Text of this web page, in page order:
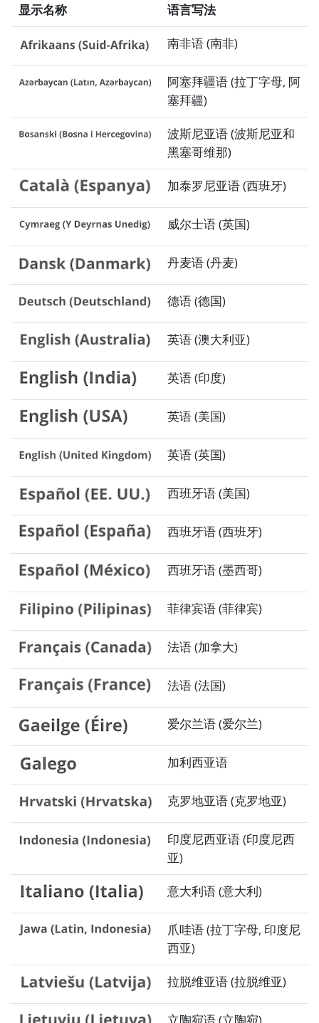
显示名称 语言写法
南非语 (南非)
阿塞拜疆语 (拉丁字母, 阿
塞拜疆)
波斯尼亚语 (波斯尼亚和
黑塞哥维那)
加泰罗尼亚语 (西班牙)
威尔士语 (英国)
丹麦语 (丹麦)
德语 (德国)
英语 (澳大利亚)
英语 (印度)
英语 (美国)
英语 (英国)
西班牙语 (美国)
西班牙语 (西班牙)
西班牙语 (墨西哥)
菲律宾语 (菲律宾)
法语 (加拿大)
法语 (法国)
爱尔兰语 (爱尔兰)
加利西亚语
克罗地亚语 (克罗地亚)
印度尼西亚语 (印度尼西
亚)
意大利语 (意大利)
爪哇语 (拉丁字母, 印度尼
西亚)
拉脱维亚语 (拉脱维亚)
立陶宛语 (立陶宛)